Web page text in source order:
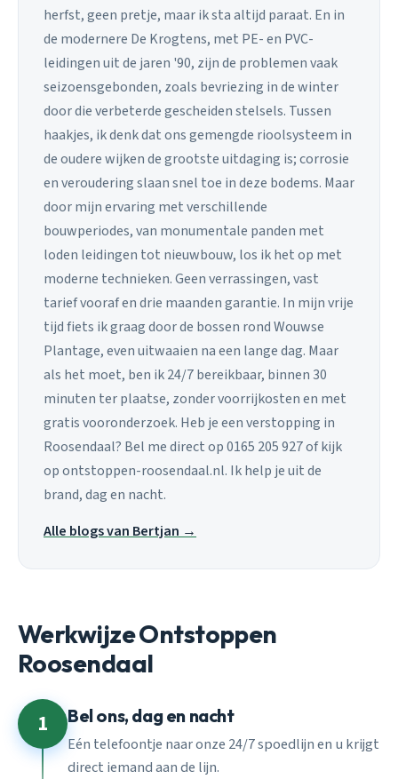
herfst, geen pretje, maar ik sta altijd paraat. En in
de modernere De Krogtens, met PE- en PVC-
leidingen uit de jaren '90, zijn de problemen vaak
seizoensgebonden, zoals bevriezing in de winter
door die verbeterde gescheiden stelsels. Tussen
haakjes, ik denk dat ons gemengde rioolsysteem in
de oudere wijken de grootste uitdaging is; corrosie
en veroudering slaan snel toe in deze bodems. Maar
door mijn ervaring met verschillende
bouwperiodes, van monumentale panden met
loden leidingen tot nieuwbouw, los ik het op met
moderne technieken. Geen verrassingen, vast
tarief vooraf en drie maanden garantie. In mijn vrije
tijd fiets ik graag door de bossen rond Wouwse
Plantage, even uitwaaien na een lange dag. Maar
als het moet, ben ik 24/7 bereikbaar, binnen 30
minuten ter plaatse, zonder voorrijkosten en met
gratis vooronderzoek. Heb je een verstopping in
Roosendaal? Bel me direct op 0165 205 927 of kijk
op ontstoppen-roosendaal.nl. Ik help je uit de
brand, dag en nacht.
Alle blogs van Bertjan →
Werkwijze Ontstoppen
Roosendaal
1 Bel ons, dag en nacht
Eén telefoontje naar onze 24/7 spoedlijn en u krijgt
direct iemand aan de lijn.